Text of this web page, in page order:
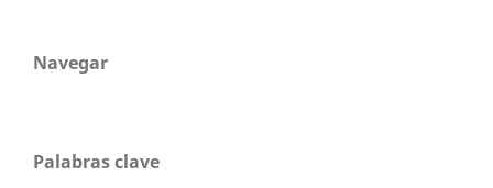
Navegar
Palabras clave